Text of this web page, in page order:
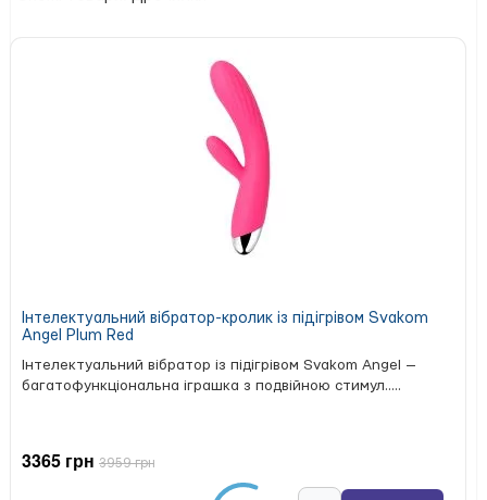
відрізняється м’якою, гладкою та приємною на дотик
поверхнею. Матеріал сумісний із лубрикантами на водній
основі та простий у догляді. Чорний колір надає виробу
стриманого та універсального вигляду.
Анальний ланцюжок Marc Dorcel Deep Feel
для поступового занурення кульок одна за одною,
дозволяючи контролювати інтенсивність стимуляції. Якщо
ви хочете купити силіконовий анальний ланцюжок для
делікатної стимуляції та комфортного використання, ця
Характеристики:
тип товару: анальний ланцюжок;
бренд: Dorcel;
кількість кульок: 5;
форма кульок: краплеподібна;
Інтелектуальний вібратор-кролик із підігрівом Svakom
Angel Plum Red
Інтелектуальний вібратор із підігрівом Svakom Angel —
багатофункціональна іграшка з подвійною стимул.....
3365 грн 3959 грн